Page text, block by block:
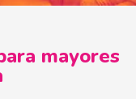
mayores